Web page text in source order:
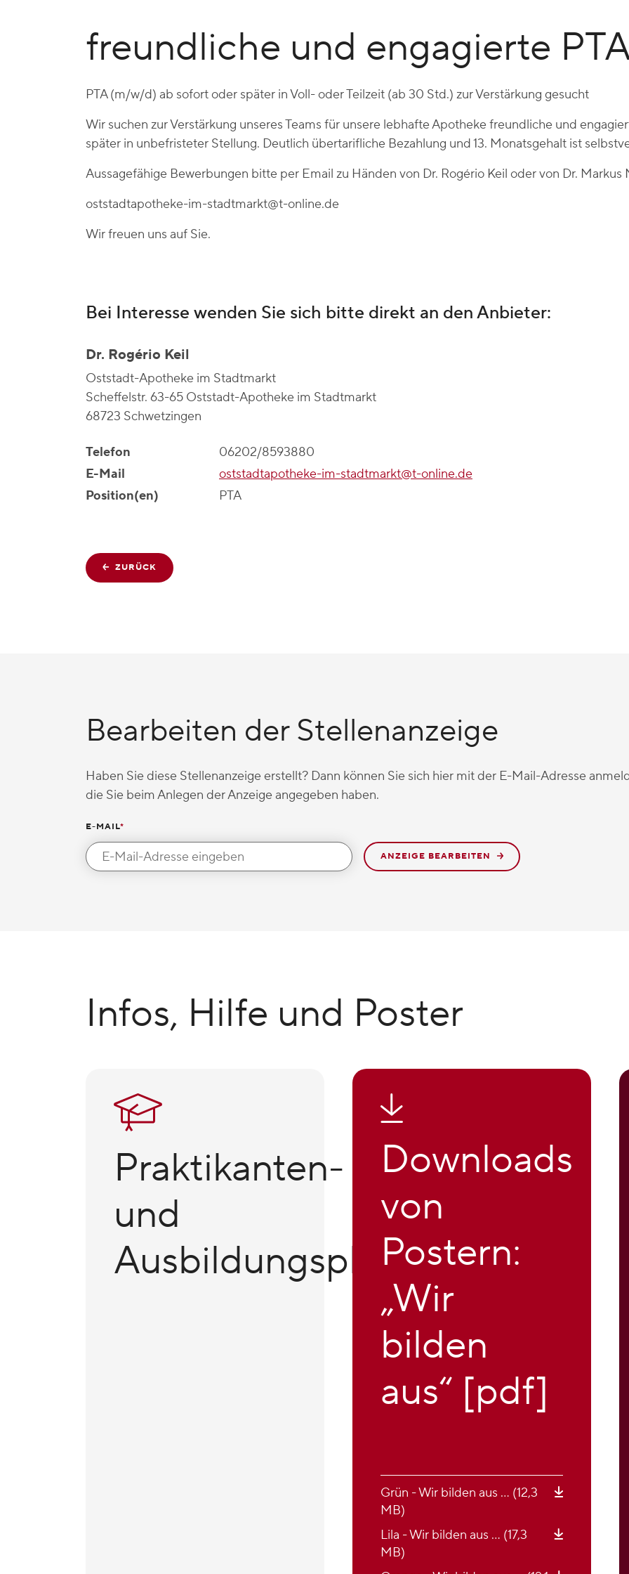
freundliche und engagierte
PTA (m/w/d) ab sofort oder später in Voll- oder Teilzeit (ab 30 Std.) zur Verstärkung gesucht
Wir suchen zur Verstärkung unseres Teams für unsere lebhafte Apotheke freundliche und
später in unbefristeter Stellung. Deutlich übertarifliche Bezahlung und 13. Monatsgehalt ist
Aussagefähige Bewerbungen bitte per Email zu Händen von Dr. Rogério Keil oder von Dr. Markus
oststadtapotheke-im-stadtmarkt@t-online.de
Wir freuen uns auf Sie.
Bei Interesse wenden Sie sich bitte direkt an den Anbieter:
Dr. Rogério Keil
Oststadt-Apotheke im Stadtmarkt
Scheffelstr. 63-65 Oststadt-Apotheke im Stadtmarkt
68723 Schwetzingen
Telefon
06202/8593880
E-Mail
oststadtapotheke-im-stadtmarkt@t-online.de
Position(en)
PTA
ZURÜCK
Bearbeiten der Stellenanzeige
Haben Sie diese Stellenanzeige erstellt? Dann können Sie sich hier mit der E-Mail-Adresse
die Sie beim Anlegen der Anzeige angegeben haben.
E-MAIL*
ANZEIGE BEARBEITEN
Infos, Hilfe und Poster
Praktikanten-
und
Ausbildungsplatzbörse
Downloads
von
Postern:
„Wir
bilden
aus“ [pdf]
Grün - Wir bilden aus … (12,3
MB)
Lila - Wir bilden aus … (17,3
MB)